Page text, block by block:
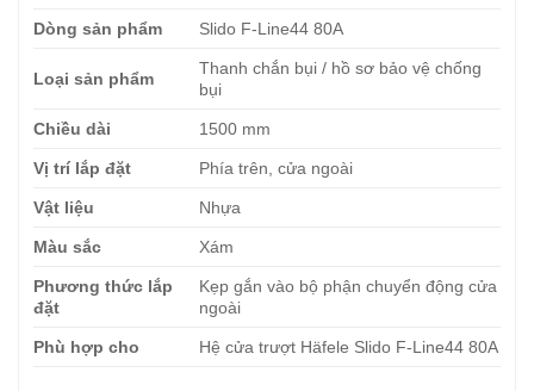
Dòng sản phẩm Slido F-Line44 80A
Loại sản phẩm
Thanh chắn bụi / hồ sơ bảo vệ chống
bụi
Chiều dài 1500 mm
Vị trí lắp đặt Phía trên, cửa ngoài
Vật liệu Nhựa
Màu sắc Xám
Phương thức lắp
đặt
Kẹp gắn vào bộ phận chuyển động cửa
ngoài
Phù hợp cho Hệ cửa trượt Häfele Slido F-Line44 80A